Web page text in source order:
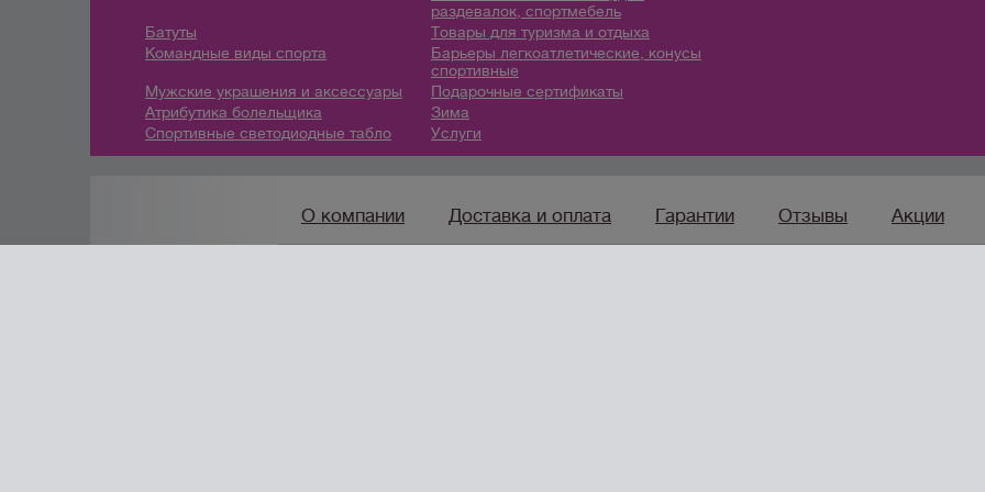
раздевалок, спортмебель
Батуты
Товары для туризма и отдыха
Командные виды спорта
Барьеры легкоатлетические, конусы
спортивные
Мужские украшения и аксессуары
Подарочные сертификаты
Атрибутика болельщика
Зима
Спортивные светодиодные табло
Услуги
О компании Доставка и оплата Гарантии Отзывы Акции